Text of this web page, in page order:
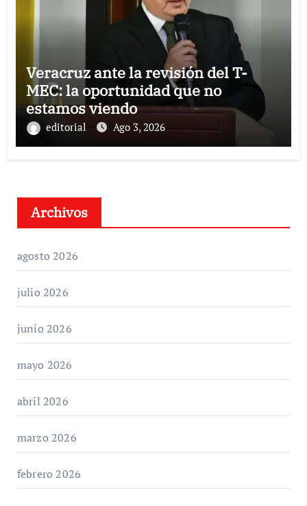
Veracruz ante la revisión del T-
MEC: la oportunidad que no
estamos viendo
editorial Ago 3, 2026
Archivos
agosto 2026
julio 2026
junio 2026
mayo 2026
abril 2026
marzo 2026
febrero 2026